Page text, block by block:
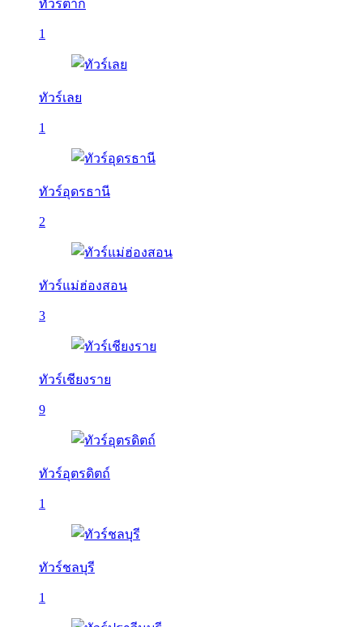
ทัวร์ตาก
1
ทัวร์เลย
1
ทัวร์อุดรธานี
2
ทัวร์แม่ฮ่องสอน
3
ทัวร์เชียงราย
9
ทัวร์อุตรดิตถ์
1
ทัวร์ชลบุรี
1